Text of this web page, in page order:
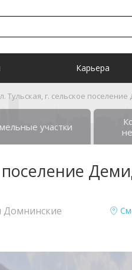
Карьера
Тульская, г. сельское
участки
Домнинские